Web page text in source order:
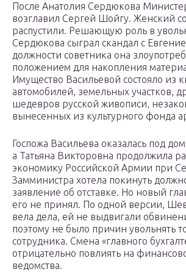
После Анатолия Сердюкова
возглавил Сергей Шойгу. Женский
распустили. Решающую роль в
Сердюкова сыграл скандал с
должности советника она
положением для накопления
Имущество Васильевой состояло из
автомобилей, земельных участков,
шедевров русской живописи,
вынесенных из культурного фонда
Госпожа Васильева оказалась под
а Татьяна Викторовна продолжила
экономику Российской Армии при
Замминистра хотела покинуть
заявление об отставке. Но новый
его не принял. По одной версии,
вела дела, ей не выдвигали
поэтому не было причин увольнять
сотрудника. Смена «главного
отрицательно повлиять на
ведомства.